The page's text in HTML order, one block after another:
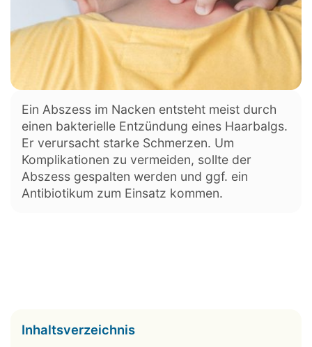
Ein Abszess im Nacken entsteht meist durch
einen bakterielle Entzündung eines Haarbalgs.
Er verursacht starke Schmerzen. Um
Komplikationen zu vermeiden, sollte der
Abszess gespalten werden und ggf. ein
Antibiotikum zum Einsatz kommen.
Inhaltsverzeichnis